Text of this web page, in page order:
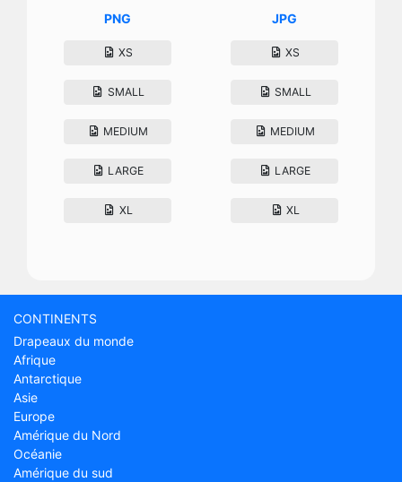
PNG
XS
SMALL
MEDIUM
LARGE
XL
JPG
XS
SMALL
MEDIUM
LARGE
XL
CONTINENTS
Drapeaux du monde
Afrique
Antarctique
Asie
Europe
Amérique du Nord
Océanie
Amérique du sud